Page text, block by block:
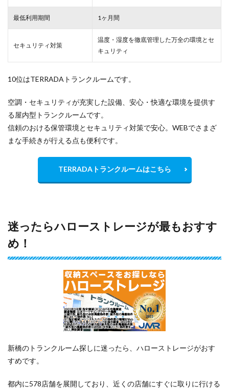
最低利用期間 1ヶ月間
セキュリティ対策
温度・湿度を徹底管理した万全の環境とセ
キュリティ
10位はTERRADAトランクルームです。
空調・セキュリティが充実した設備、安心・快適な環境を提供す
る屋内型トランクルームです。
信頼のおける保管環境とセキュリティ対策で安心。WEBでさまざ
まな手続きが行える点も便利です。
TERRADAトランクルームはこちら
迷ったらハローストレージが最もおすす
め！
新橋のトランクルーム探しに迷ったら、ハローストレージがおす
すめです。
都内に578店舗を展開しており、近くの店舗にすぐに取りに行ける